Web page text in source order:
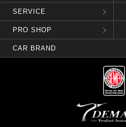
SERVICE
PRO SHOP
CAR BRAND